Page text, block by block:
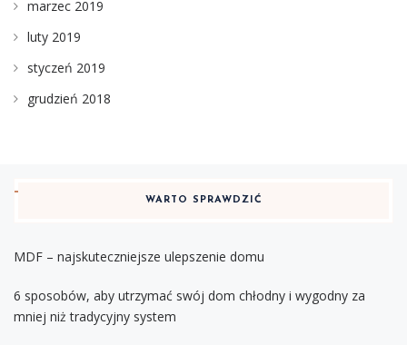
marzec 2019
luty 2019
styczeń 2019
grudzień 2018
WARTO SPRAWDZIĆ
MDF – najskuteczniejsze ulepszenie domu
6 sposobów, aby utrzymać swój dom chłodny i wygodny za
mniej niż tradycyjny system